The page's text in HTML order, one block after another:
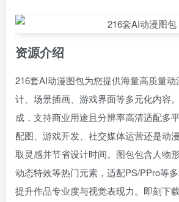
资源介绍
216套AI动漫图包为您提供海量高质量
计、场景插画、游戏界面等多元化内容
成，支持商业用途且分辨率高清适配多
配图、游戏开发、社交媒体运营还是动
取灵感并节省设计时间。图包包含人物
动态特效等热门元素，适配PS/PPro等
提升作品专业度与视觉表现力。即刻下